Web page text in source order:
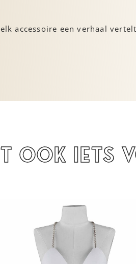
accessoire een verhaal
ook iets